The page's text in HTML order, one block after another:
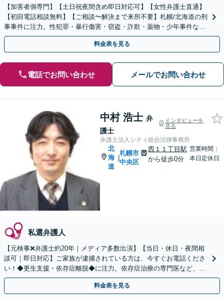
【加害者側専門】【土日祝夜間含め即日対応可】【女性弁護士直通】
【初回電話相談無料】【ご相談〜解決まで来所不要】札幌/北海道の刑
事事件に注力。性犯罪・暴行傷害・窃盗・詐欺・薬物・少年事件など
幅広く対応◎迅速な対応、示談交渉に自信あり。
料金表を見る
電話でお問い合わせ メールでお問い合わせ
中村 浩士 弁
護士
インタビューを
見る
弁護士法人シティ総合法律事務所
北
海
道
|
札幌市
中央区
西１１丁目駅
から徒歩0分
営業時間：
本日定休日
私選弁護人
【元検事❌弁護士約20年｜メディア多数出演】【当日・休日・夜間相
談可｜即日対応】ご家族が逮捕されている方は、今すぐお電話くださ
い！◆更生支援・依存症離脱◆に注力。依存症治療の専門医など、医
療機関と密に連携【初回相談無料／西11丁目駅直結】
料金表を見る